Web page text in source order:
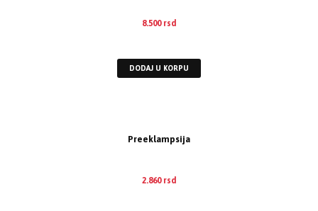
8.500 rsd
DODAJ U KORPU
Preeklampsija
2.860 rsd